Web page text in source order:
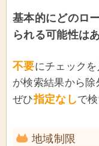
基本的にどのロ
られる可能性は
不要にチェック
が検索結果から除
ぜひ指定なしで
地域制限